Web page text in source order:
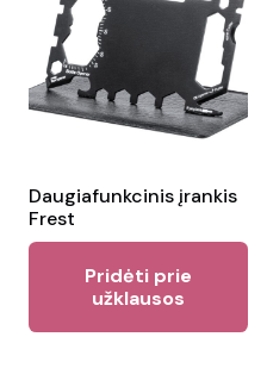
Daugiafunkcinis įrankis
Frest
Pridėti prie
užklausos